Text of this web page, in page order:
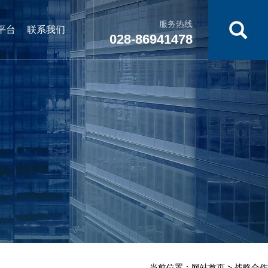
台 联系我们
服务热线
028-86941478